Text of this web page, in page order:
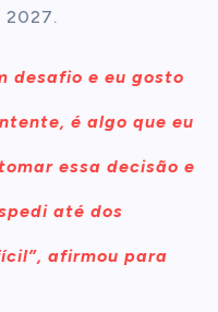
2027.
desafio e eu gosto
é algo que eu
essa decisão e
até dos
afirmou para